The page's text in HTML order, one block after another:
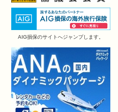
AIG損保のサイトへジャンプします。